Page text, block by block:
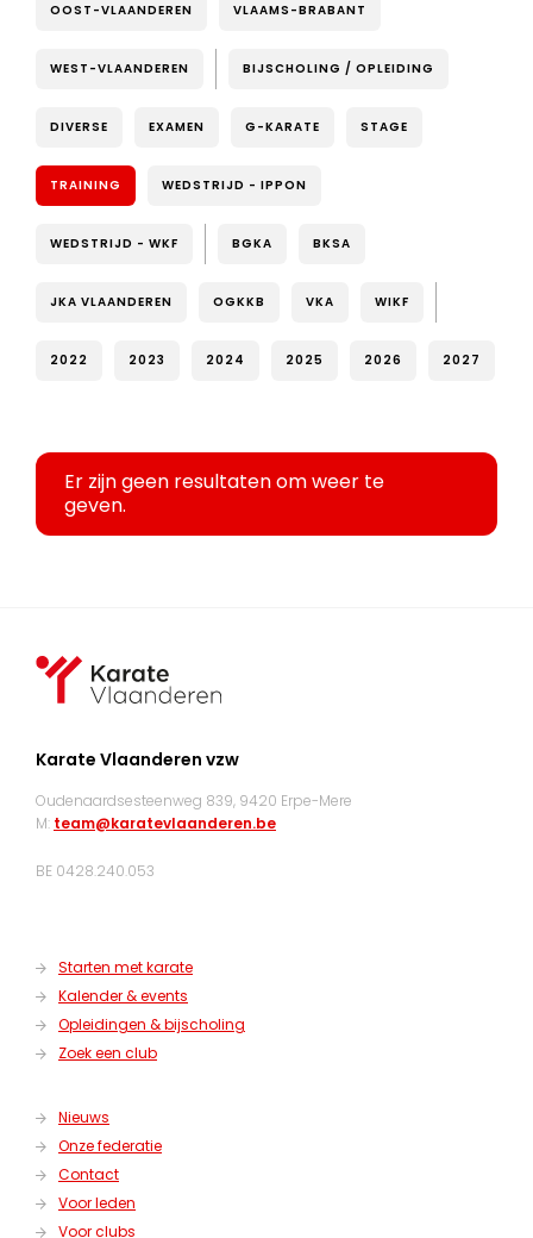
OOST-VLAANDEREN VLAAMS-BRABANT
WEST-VLAANDEREN BIJSCHOLING / OPLEIDING
DIVERSE EXAMEN G-KARATE STAGE
TRAINING WEDSTRIJD - IPPON
WEDSTRIJD - WKF BGKA BKSA
JKA VLAANDEREN OGKKB VKA WIKF
2022 2023 2024 2025 2026 2027
Er zijn geen resultaten om weer te
geven.
Karate Vlaanderen vzw
Oudenaardsesteenweg 839, 9420 Erpe-Mere
M: team@karatevlaanderen.be
BE 0428.240.053
Starten met karate
Kalender & events
Opleidingen & bijscholing
Zoek een club
Nieuws
Onze federatie
Contact
Voor leden
Voor clubs